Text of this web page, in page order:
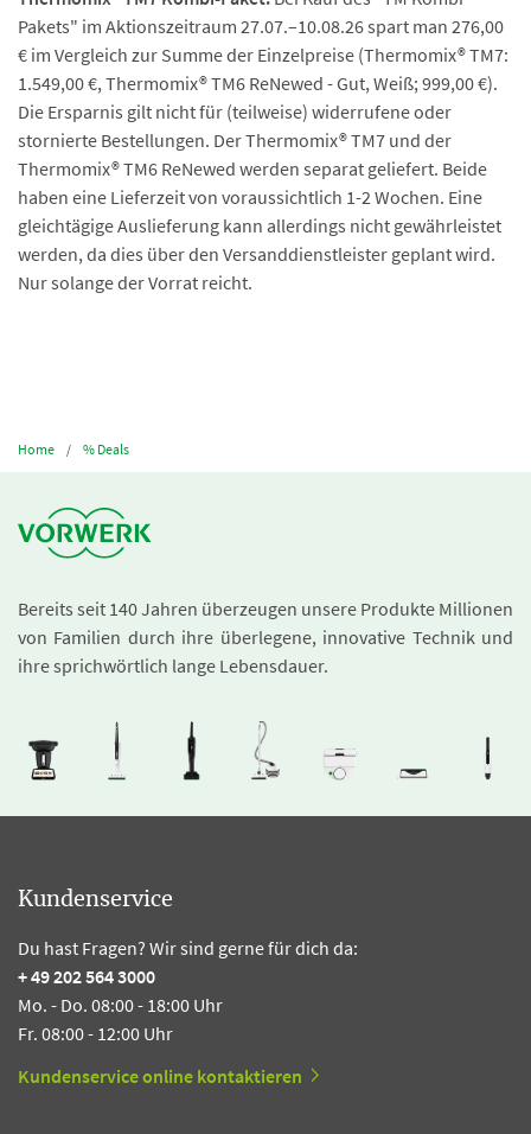
Pakets" im Aktionszeitraum 27.07.–10.08.26 spart man 276,00
€ im Vergleich zur Summe der Einzelpreise (Thermomix® TM7:
1.549,00 €, Thermomix® TM6 ReNewed - Gut, Weiß; 999,00 €).
Die Ersparnis gilt nicht für (teilweise) widerrufene oder
stornierte Bestellungen. Der Thermomix® TM7 und der
Thermomix® TM6 ReNewed werden separat geliefert. Beide
haben eine Lieferzeit von voraussichtlich 1-2 Wochen. Eine
gleichtägige Auslieferung kann allerdings nicht gewährleistet
werden, da dies über den Versanddienstleister geplant wird.
Nur solange der Vorrat reicht.
Home % Deals
Bereits seit 140 Jahren überzeugen unsere Produkte Millionen
von Familien durch ihre überlegene, innovative Technik und
ihre sprichwörtlich lange Lebensdauer.
Kundenservice
Du hast Fragen? Wir sind gerne für dich da:
+ 49 202 564 3000
Mo. - Do. 08:00 - 18:00 Uhr
Fr. 08:00 - 12:00 Uhr
Kundenservice online kontaktieren